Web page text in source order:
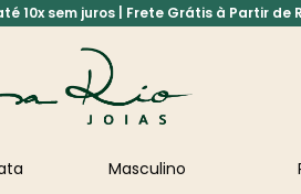
10x sem juros | Frete Grátis à Partir de
Masculino